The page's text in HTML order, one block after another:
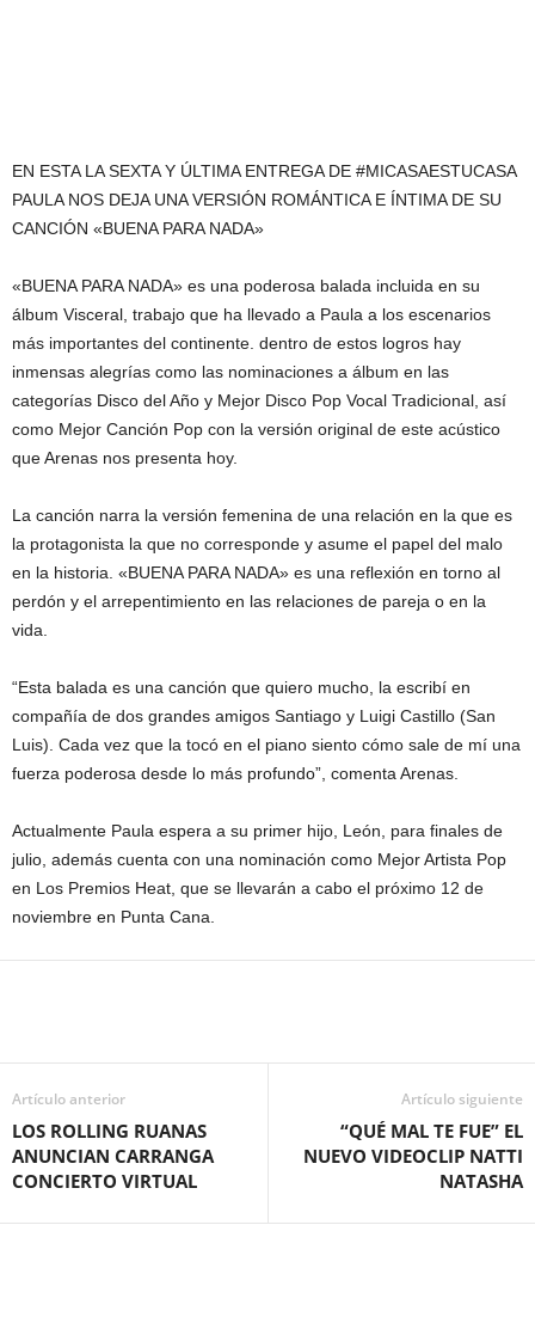
EN ESTA LA SEXTA Y ÚLTIMA ENTREGA DE #MICASAESTUCASA
PAULA NOS DEJA UNA VERSIÓN ROMÁNTICA E ÍNTIMA DE SU
CANCIÓN «BUENA PARA NADA»
«BUENA PARA NADA» es una poderosa balada incluida en su
álbum Visceral, trabajo que ha llevado a Paula a los escenarios
más importantes del continente. dentro de estos logros hay
inmensas alegrías como las nominaciones a álbum en las
categorías Disco del Año y Mejor Disco Pop Vocal Tradicional, así
como Mejor Canción Pop con la versión original de este acústico
que Arenas nos presenta hoy.
La canción narra la versión femenina de una relación en la que es
la protagonista la que no corresponde y asume el papel del malo
en la historia. «BUENA PARA NADA» es una reflexión en torno al
perdón y el arrepentimiento en las relaciones de pareja o en la
vida.
“Esta balada es una canción que quiero mucho, la escribí en
compañía de dos grandes amigos Santiago y Luigi Castillo (San
Luis). Cada vez que la tocó en el piano siento cómo sale de mí una
fuerza poderosa desde lo más profundo”, comenta Arenas.
Actualmente Paula espera a su primer hijo, León, para finales de
julio, además cuenta con una nominación como Mejor Artista Pop
en Los Premios Heat, que se llevarán a cabo el próximo 12 de
noviembre en Punta Cana.
Artículo anterior
LOS ROLLING RUANAS
ANUNCIAN CARRANGA
CONCIERTO VIRTUAL
Artículo siguiente
“QUÉ MAL TE FUE” EL
NUEVO VIDEOCLIP NATTI
NATASHA